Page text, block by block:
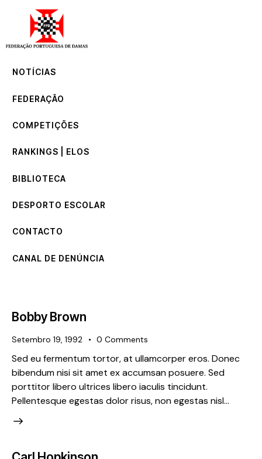
NOTÍCIAS
FEDERAÇÃO
COMPETIÇÕES
RANKINGS | ELOS
BIBLIOTECA
DESPORTO ESCOLAR
CONTACTO
CANAL DE DENÚNCIA
Bobby Brown
Setembro 19, 1992 0 Comments
Sed eu fermentum tortor, at ullamcorper eros. Donec
bibendum nisi sit amet ex accumsan posuere. Sed
porttitor libero ultrices libero iaculis tincidunt.
Pellentesque egestas dolor risus, non egestas nisl…